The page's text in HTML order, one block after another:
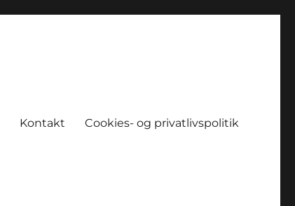
Kontakt Cookies- og privatlivspolitik